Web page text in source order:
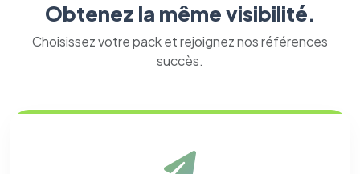
Obtenez la même visibilité.
Choisissez votre pack et rejoignez nos références
succès.